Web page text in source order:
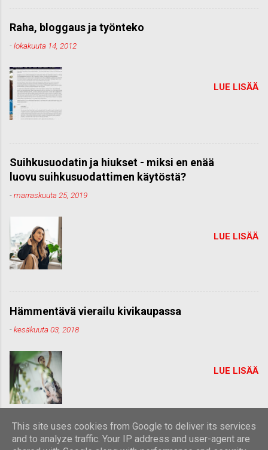
Raha, bloggaus ja työnteko
-lokakuuta 14, 2012
LUE LISÄÄ
Suihkusuodatin ja hiukset - miksi en enää
luovu suihkusuodattimen käytöstä?
-marraskuuta 25, 2019
LUE LISÄÄ
Hämmentävä vierailu kivikaupassa
-kesäkuuta 03, 2018
LUE LISÄÄ
This site uses cookies from Google to deliver its services
and to analyze traffic. Your IP address and user-agent are